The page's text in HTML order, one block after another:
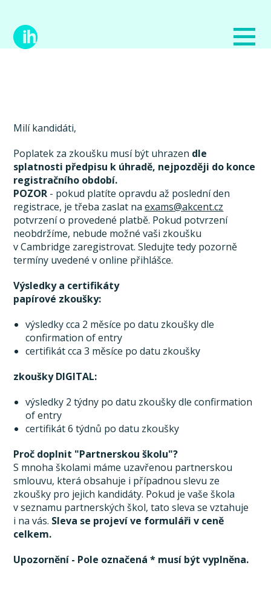
Milí kandidáti,
Poplatek za zkoušku musí být uhrazen dle
splatnosti předpisu k úhradě, nejpozději do konce
registračního období.
POZOR - pokud platíte opravdu až poslední den
registrace, je třeba zaslat naexams@akcent.cz
potvrzení o provedené platbě. Pokud potvrzení
neobdržíme, nebude možné vaši zkoušku
v Cambridge zaregistrovat. Sledujte tedy pozorně
termíny uvedené v online přihlášce.
Výsledky a certifikáty
papírové zkoušky:
výsledky cca 2 měsíce po datu zkoušky dle
confirmation of entry
certifikát cca 3 měsíce po datu zkoušky
zkoušky DIGITAL:
výsledky 2 týdny po datu zkoušky dle confirmation
of entry
certifikát 6 týdnů po datu zkoušky
Proč doplnit "Partnerskou školu"?
S mnoha školami máme uzavřenou partnerskou
smlouvu, která obsahuje i případnou slevu ze
zkoušky pro jejich kandidáty. Pokud je vaše škola
v seznamu partnerských škol, tato sleva se vztahuje
i na vás. Sleva se projeví ve formuláři v ceně
celkem.
Upozornění - Pole označená * musí být vyplněna.